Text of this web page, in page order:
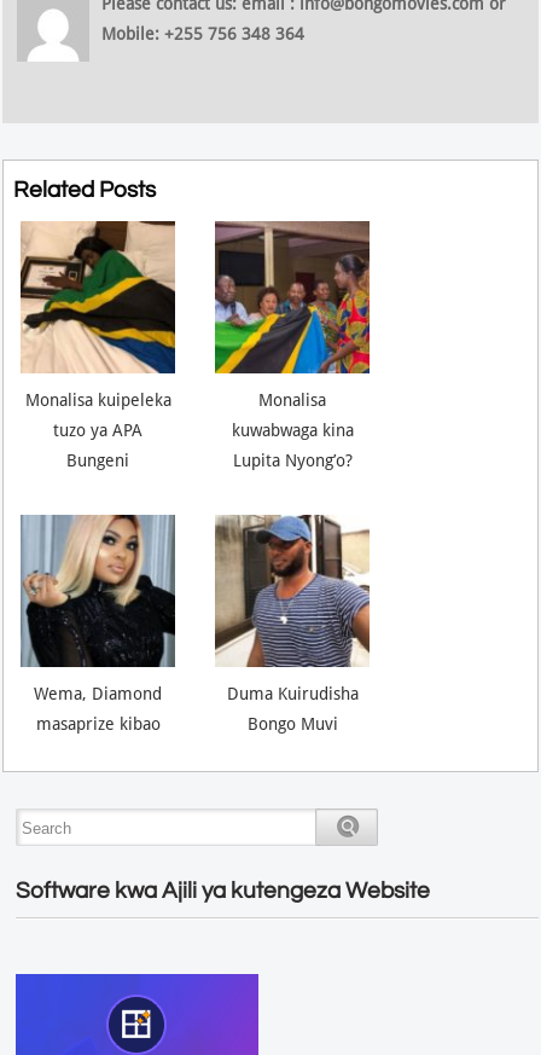
Mobile: +255 756 348 364
Related Posts
Monalisa kuipeleka
tuzo ya APA
Bungeni
Monalisa
kuwabwaga kina
Lupita Nyong’o?
Wema, Diamond
masaprize kibao
Duma Kuirudisha
Bongo Muvi
Software kwa Ajili ya kutengeza Website